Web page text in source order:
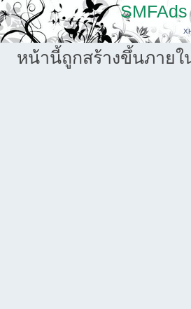
SMFAds
หน้านี้ถูกสร้างขึ้นภายใ